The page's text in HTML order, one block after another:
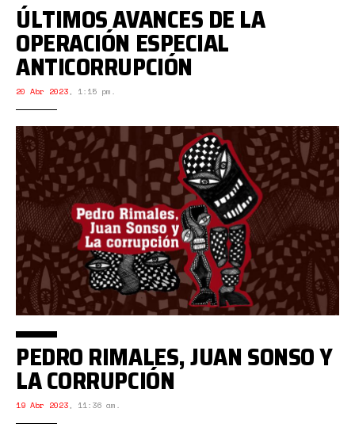
ÚLTIMOS AVANCES DE LA
OPERACIÓN ESPECIAL
ANTICORRUPCIÓN
20 Abr 2023, 1:15 pm.
PEDRO RIMALES, JUAN SONSO Y
LA CORRUPCIÓN
19 Abr 2023, 11:36 am.